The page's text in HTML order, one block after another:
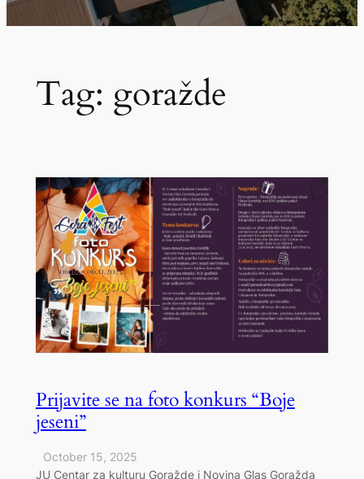
Tag: goražde
Prijavite se na foto konkurs “Boje
jeseni”
October 15, 2025
JU Centar za kulturu Goražde i Novina Glas Goražda